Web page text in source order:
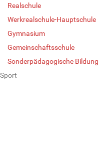
Realschule
Werkrealschule-Hauptschule
Gymnasium
Gemeinschaftsschule
Sonderpädagogische Bildung
Sport